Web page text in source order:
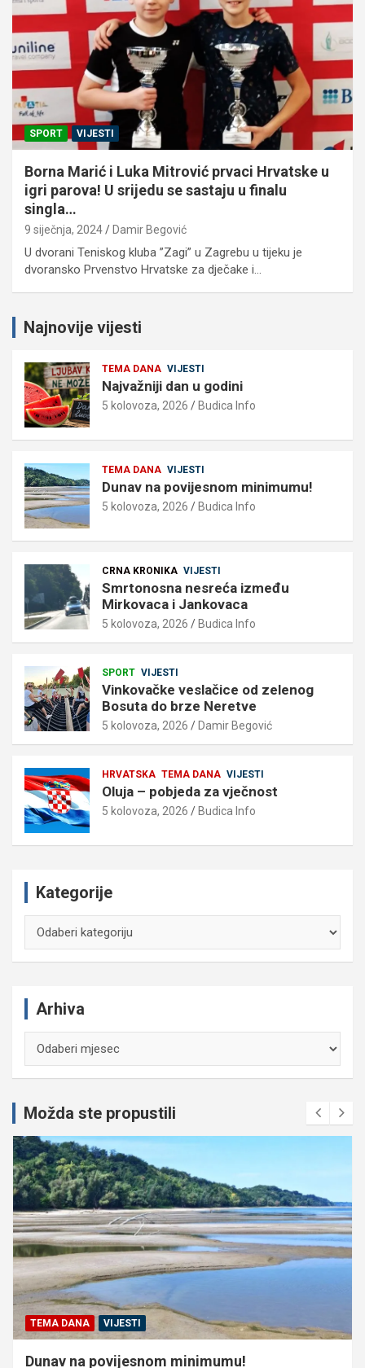
SPORT VIJESTI
Borna Marić i Luka Mitrović prvaci Hrvatske u
igri parova! U srijedu se sastaju u finalu
singla…
9 siječnja, 2024 Damir Begović
U dvorani Teniskog kluba ”Zagi” u Zagrebu u tijeku je
dvoransko Prvenstvo Hrvatske za dječake i…
Najnovije vijesti
TEMA DANA VIJESTI
Najvažniji dan u godini
5 kolovoza, 2026 Budica Info
TEMA DANA VIJESTI
Dunav na povijesnom minimumu!
5 kolovoza, 2026 Budica Info
CRNA KRONIKA VIJESTI
Smrtonosna nesreća između
Mirkovaca i Jankovaca
5 kolovoza, 2026 Budica Info
SPORT VIJESTI
Vinkovačke veslačice od zelenog
Bosuta do brze Neretve
5 kolovoza, 2026 Damir Begović
HRVATSKA TEMA DANA VIJESTI
Oluja – pobjeda za vječnost
5 kolovoza, 2026 Budica Info
Kategorije
Arhiva
Možda ste propustili
TEMA DANA VIJESTI
Dunav na povijesnom minimumu!